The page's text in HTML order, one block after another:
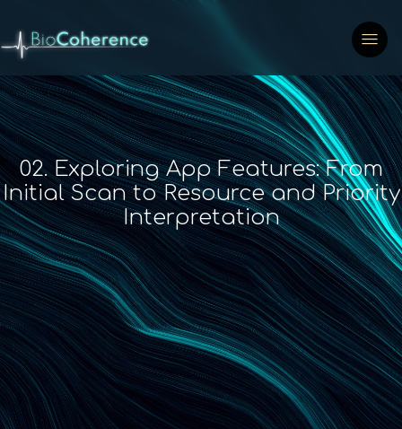
02. Exploring App Features: From
Initial Scan to Resource and Priority
Interpretation